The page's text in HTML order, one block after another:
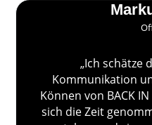
„Ich schätze
Kommunikation
Können von BACK
sich die Zeit